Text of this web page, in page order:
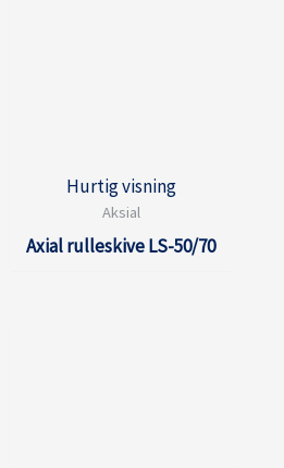
Hurtig visning
Aksial
Axial rulleskive LS-50/70